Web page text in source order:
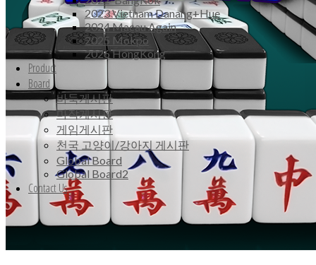
2023 Vietnam Danang+Hue
2024 Macau Again
2025 Mokpo
2026 HongKong
Product
Board
바둑게시판
마작게시판
게임게시판
천국 고양이/강아지 게시판
Global Board
Global Board2
Contact Us